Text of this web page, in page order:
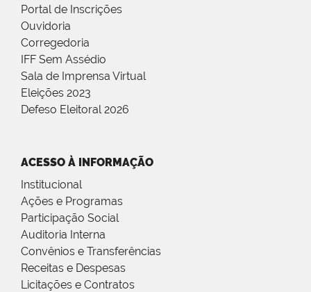
Portal de Inscrições
Ouvidoria
Corregedoria
IFF Sem Assédio
Sala de Imprensa Virtual
Eleições 2023
Defeso Eleitoral 2026
ACESSO À INFORMAÇÃO
Institucional
Ações e Programas
Participação Social
Auditoria Interna
Convênios e Transferências
Receitas e Despesas
Licitações e Contratos